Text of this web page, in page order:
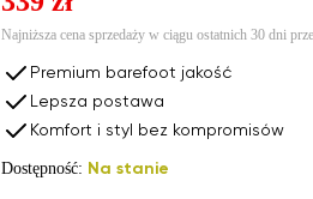
Najniższa cena sprzedaży w ciągu ostatnich 30 dni
Premium barefoot jakość
Lepsza postawa
Komfort i styl bez kompromisów
Dostępność: Na stanie